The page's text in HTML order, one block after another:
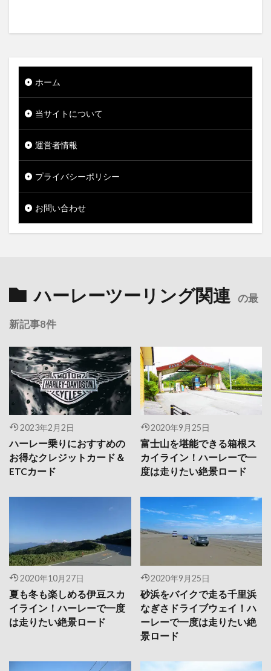
ホーム
当サイトについて
運営者情報
プライバシーポリシー
お問い合わせ
ハーレーツーリング関連 の最
新記事8件
2023年2月2日
ハーレー乗りにおすすめの
お得なクレジットカード＆
ETCカード
2020年9月25日
富士山を堪能できる箱根ス
カイライン！ハーレーで一
度は走りたい絶景ロード
2020年10月27日
夏も冬も楽しめる伊豆スカ
イライン！ハーレーで一度
は走りたい絶景ロード
2020年9月25日
砂浜をバイクで走る千里浜
なぎさドライブウェイ！ハ
ーレーで一度は走りたい絶
景ロード